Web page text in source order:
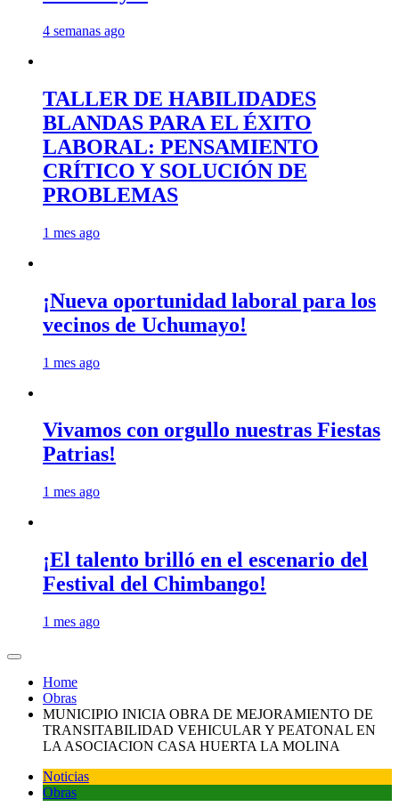
4 semanas ago
TALLER DE HABILIDADES
BLANDAS PARA EL ÉXITO
LABORAL: PENSAMIENTO
CRÍTICO Y SOLUCIÓN DE
PROBLEMAS
1 mes ago
¡Nueva oportunidad laboral para los
vecinos de Uchumayo!
1 mes ago
Vivamos con orgullo nuestras Fiestas
Patrias!
1 mes ago
¡El talento brilló en el escenario del
Festival del Chimbango!
1 mes ago
Home
Obras
MUNICIPIO INICIA OBRA DE MEJORAMIENTO DE
TRANSITABILIDAD VEHICULAR Y PEATONAL EN
LA ASOCIACION CASA HUERTA LA MOLINA
Noticias
Obras